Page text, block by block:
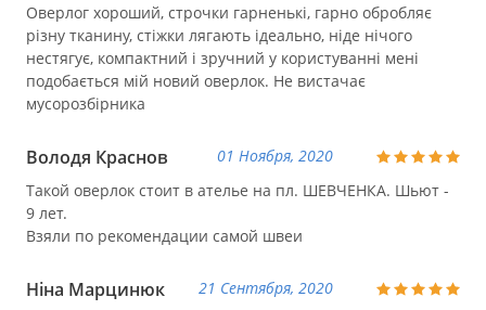
Оверлог хороший, строчки гарненькі, гарно обробляє
різну тканину, стіжки лягають ідеально, ніде нічого
нестягує, компактний і зручний у користуванні мені
подобається мій новий оверлок. Не вистачає
мусорозбірника
Володя Краснов
01 Ноября, 2020
Такой оверлок стоит в ателье на пл. ШЕВЧЕНКА. Шьют -
9 лет.
Взяли по рекомендации самой швеи
Ніна Марцинюк
21 Сентября, 2020